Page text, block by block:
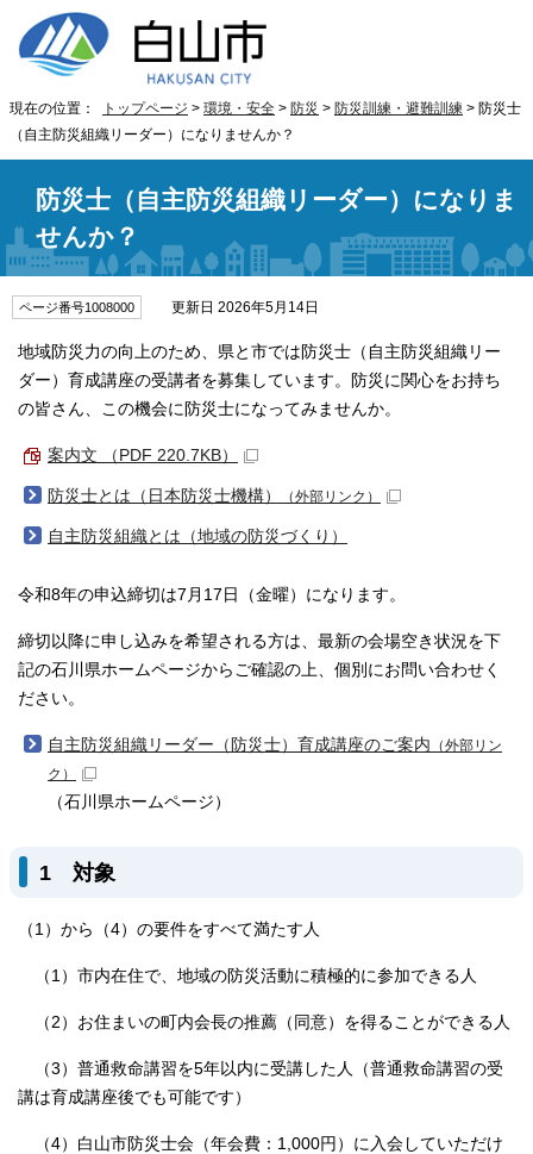
現在の位置： トップページ > 環境・安全 > 防災 > 防災訓練・避難訓練 > 防災士
（自主防災組織リーダー）になりませんか？
防災士（自主防災組織リーダー）になりま
せんか？
ページ番号1008000 更新日 2026年5月14日
地域防災力の向上のため、県と市では防災士（自主防災組織リー
ダー）育成講座の受講者を募集しています。防災に関心をお持ち
の皆さん、この機会に防災士になってみませんか。
案内文 （PDF 220.7KB）
防災士とは（日本防災士機構） （外部リンク）
自主防災組織とは（地域の防災づくり）
令和8年の申込締切は7月17日（金曜）になります。
締切以降に申し込みを希望される方は、最新の会場空き状況を下
記の石川県ホームページからご確認の上、個別にお問い合わせく
ださい。
自主防災組織リーダー（防災士）育成講座のご案内 （外部リン
ク）
（石川県ホームページ）
1 対象
（1）から（4）の要件をすべて満たす人
（1）市内在住で、地域の防災活動に積極的に参加できる人
（2）お住まいの町内会長の推薦（同意）を得ることができる人
（3）普通救命講習を5年以内に受講した人（普通救命講習の受
講は育成講座後でも可能です）
（4）白山市防災士会（年会費：1,000円）に入会していただけ